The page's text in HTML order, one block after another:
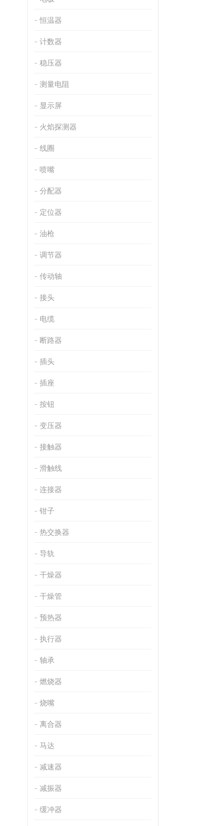
恒温器
计数器
稳压器
测量电阻
显示屏
火焰探测器
线圈
喷嘴
分配器
定位器
油枪
调节器
传动轴
接头
电缆
断路器
插头
插座
按钮
变压器
接触器
滑触线
连接器
钳子
热交换器
导轨
干燥器
干燥管
预热器
执行器
轴承
燃烧器
烧嘴
离合器
马达
减速器
减振器
缓冲器